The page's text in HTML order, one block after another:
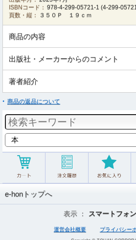
ISBNコード： 978-4-299-05721-1 (4-299-
頁数・縦：
３５０Ｐ １９ｃｍ
商品の内容
出版社・メーカーからのコメント
著者紹介
商品の返品について
e-honトップへ
表示 ： スマートフォン
運営会社概要 プライバシー